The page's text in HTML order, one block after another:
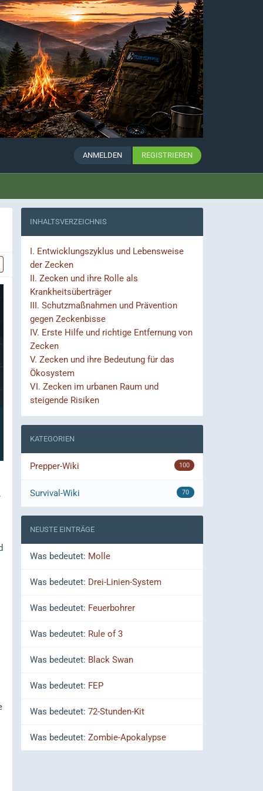
ANMELDEN REGISTRIEREN
INHALTSVERZEICHNIS
I. Entwicklungszyklus und Lebensweise
der Zecken
II. Zecken und ihre Rolle als
Krankheitsüberträger
III. Schutzmaßnahmen und Prävention
gegen Zeckenbisse
IV. Erste Hilfe und richtige Entfernung von
Zecken
V. Zecken und ihre Bedeutung für das
Ökosystem
VI. Zecken im urbanen Raum und
steigende Risiken
KATEGORIEN
Prepper-Wiki 100
Survival-Wiki 70
NEUSTE EINTRÄGE
Was bedeutet: Molle
Was bedeutet: Drei-Linien-System
Was bedeutet: Feuerbohrer
Was bedeutet: Rule of 3
Was bedeutet: Black Swan
Was bedeutet: FEP
Was bedeutet: 72-Stunden-Kit
Was bedeutet: Zombie-Apokalypse